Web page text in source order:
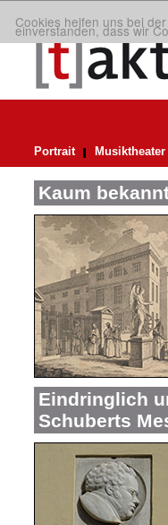
Cookies helfen uns bei
einverstanden, dass wir
Portrait Musiktheater
Kaum
Eindringlich
Schuberts